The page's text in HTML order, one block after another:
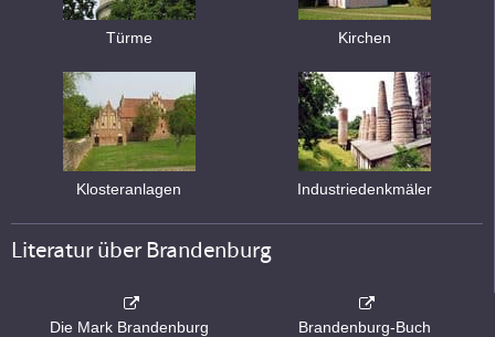
Türme Kirchen
Klosteranlagen Industriedenkmäler
Literatur über Brandenburg
Die Mark Brandenburg Brandenburg-Buch